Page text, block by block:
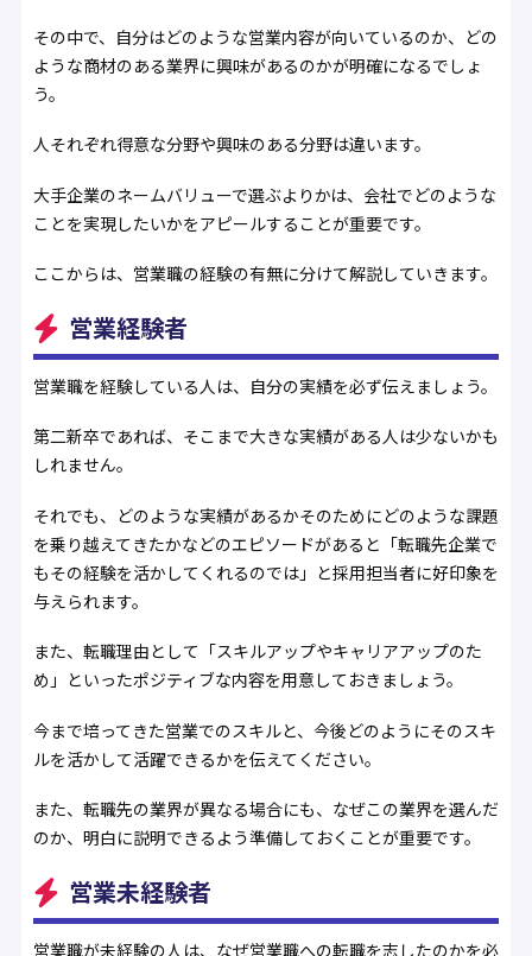
その中で、自分はどのような営業内容が向いているのか、どの
ような商材のある業界に興味があるのかが明確になるでしょ
う。
人それぞれ得意な分野や興味のある分野は違います。
大手企業のネームバリューで選ぶよりかは、会社でどのような
ことを実現したいかをアピールすることが重要です。
ここからは、営業職の経験の有無に分けて解説していきます。
営業経験者
営業職を経験している人は、自分の実績を必ず伝えましょう。
第二新卒であれば、そこまで大きな実績がある人は少ないかも
しれません。
それでも、どのような実績があるかそのためにどのような課題
を乗り越えてきたかなどのエピソードがあると「転職先企業で
もその経験を活かしてくれるのでは」と採用担当者に好印象を
与えられます。
また、転職理由として「スキルアップやキャリアアップのた
め」といったポジティブな内容を用意しておきましょう。
今まで培ってきた営業でのスキルと、今後どのようにそのスキ
ルを活かして活躍できるかを伝えてください。
また、転職先の業界が異なる場合にも、なぜこの業界を選んだ
のか、明白に説明できるよう準備しておくことが重要です。
営業未経験者
営業職が未経験の人は、なぜ営業職への転職を志したのかを必